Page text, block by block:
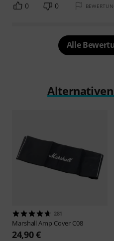
0 0
Alle
281
MarshallAmp Cover C08
24,90 €